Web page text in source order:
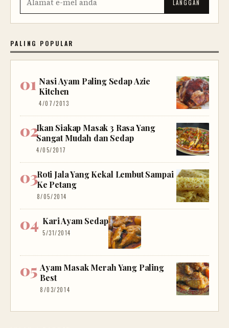
PALING POPULAR
Nasi Ayam Paling Sedap Azie
Kitchen
4/07/2013
Ikan Siakap Masak 3 Rasa Yang
Sangat Mudah dan Sedap
4/05/2017
Roti Jala Yang Kekal Lembut Sampai
Ke Petang
8/05/2014
Kari Ayam Sedap
5/31/2014
Ayam Masak Merah Yang Paling
Best
8/03/2014